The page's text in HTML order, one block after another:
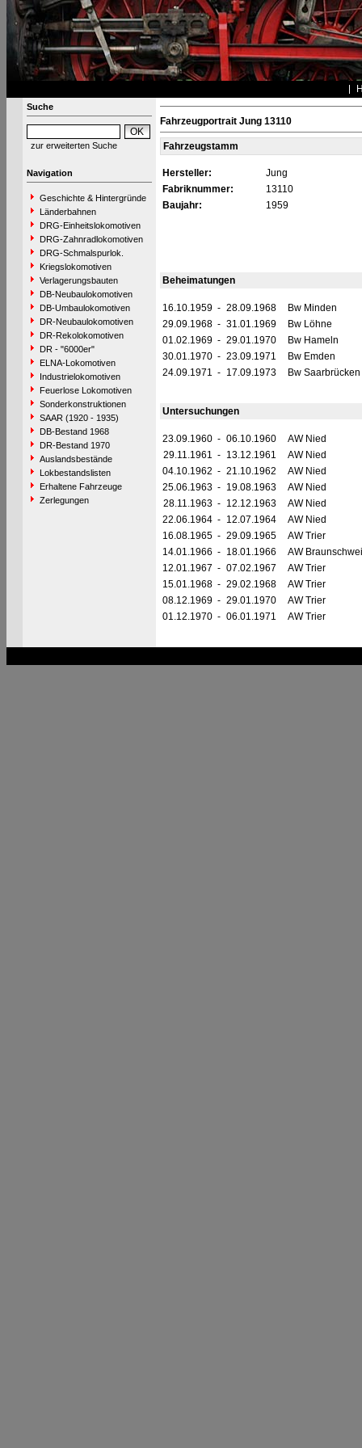
Suche
zur erweiterten Suche
Navigation
Geschichte & Hintergründe
Länderbahnen
DRG-Einheitslokomotiven
DRG-Zahnradlokomotiven
DRG-Schmalspurlok.
Kriegslokomotiven
Verlagerungsbauten
DB-Neubaulokomotiven
DB-Umbaulokomotiven
DR-Neubaulokomotiven
DR-Rekolokomotiven
DR - "6000er"
ELNA-Lokomotiven
Industrielokomotiven
Feuerlose Lokomotiven
Sonderkonstruktionen
SAAR (1920 - 1935)
DB-Bestand 1968
DR-Bestand 1970
Auslandsbestände
Lokbestandslisten
Erhaltene Fahrzeuge
Zerlegungen
Fahrzeugportrait Jung 13110
Fahrzeugstamm
Hersteller:
Jung
Fabriknummer:
13110
Baujahr:
1959
Beheimatungen
16.10.1959 - 28.09.1968
Bw Minden
29.09.1968 - 31.01.1969
Bw Löhne
01.02.1969 - 29.01.1970
Bw Hameln
30.01.1970 - 23.09.1971
Bw Emden
24.09.1971 - 17.09.1973 Bw Saarbrücken
Untersuchungen
23.09.1960 - 06.10.1960
AW Nied
29.11.1961 - 13.12.1961
AW Nied
04.10.1962 - 21.10.1962
AW Nied
25.06.1963 - 19.08.1963
AW Nied
28.11.1963 - 12.12.1963
AW Nied
22.06.1964 - 12.07.1964
AW Nied
16.08.1965 - 29.09.1965
AW Trier
14.01.1966 - 18.01.1966
AW
12.01.1967 - 07.02.1967
AW Trier
15.01.1968 - 29.02.1968
AW Trier
08.12.1969 - 29.01.1970
AW Trier
01.12.1970 - 06.01.1971 AW Trier